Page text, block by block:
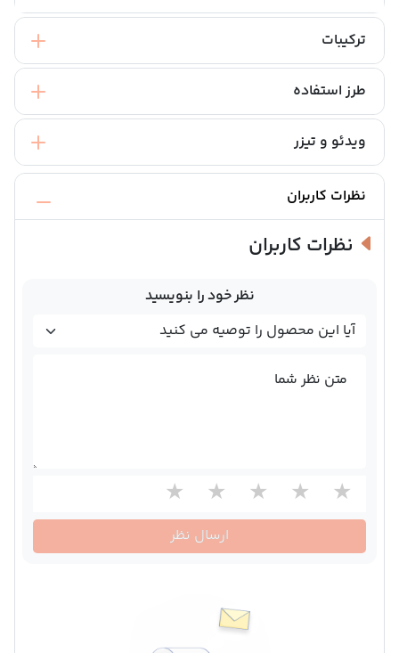
ترکیبات
طرز استفاده
ویدئو و تیزر
نظرات کاربران
نظرات کاربران
نظر خود را بنویسید
متن نظر شما
ارسال نظر